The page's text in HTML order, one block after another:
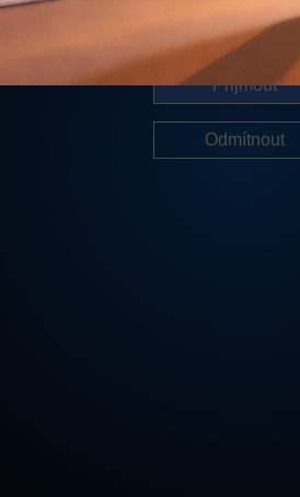
Další informace
Přijmout
Odmítnout